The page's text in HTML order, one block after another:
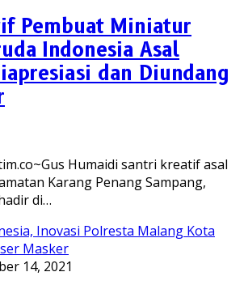
Pembuat Miniatur
Indonesia Asal
dan Diundang
Humaidi santri kreatif asal
Karang Penang Sampang,
di…
14, 2021